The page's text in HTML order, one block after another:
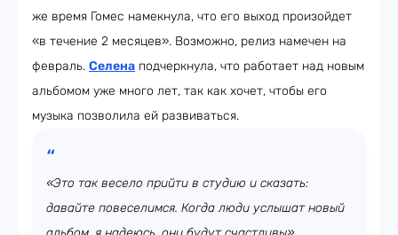
же время Гомес намекнула, что его выход произойдет
«в течение 2 месяцев». Возможно, релиз намечен на
февраль. Селена подчеркнула, что работает над новым
альбомом уже много лет, так как хочет, чтобы его
музыка позволила ей развиваться.
«Это так весело прийти в студию и сказать:
давайте повеселимся. Когда люди услышат новый